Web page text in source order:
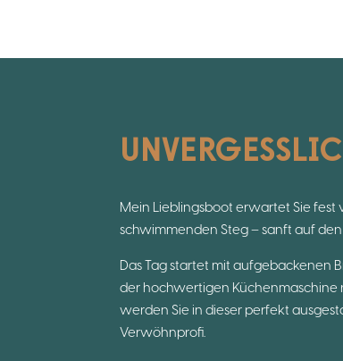
Mein Lieblingsboot erwartet Sie
schwimmenden Steg – sanft auf
Das Tag startet mit aufgebackenen
der hochwertigen Küchenmaschine
werden Sie in dieser perfekt
Verwöhnprofi.